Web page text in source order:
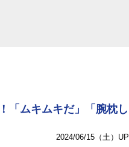
「ムキムキだ」「腕枕し
2024/06/15（土）UP